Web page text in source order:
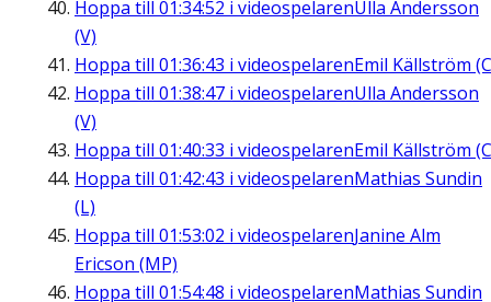
Hoppa till 01:34:52 i videospelarenUlla Andersson
(V)
Hoppa till 01:36:43 i videospelarenEmil Källström
Hoppa till 01:38:47 i videospelarenUlla Andersson
(V)
Hoppa till 01:40:33 i videospelarenEmil Källström
Hoppa till 01:42:43 i videospelarenMathias Sundin
(L)
Hoppa till 01:53:02 i videospelarenJanine Alm
Ericson (MP)
Hoppa till 01:54:48 i videospelarenMathias Sundin